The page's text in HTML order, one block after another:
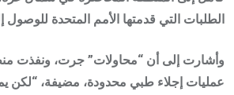
الطلبات التي قدمتها الأمم المتحدة للوصول
وأشارت إلى أن “محاولات” جرت، ونفذت
عمليات إجلاء طبي محدودة، مضيفة، “لكن